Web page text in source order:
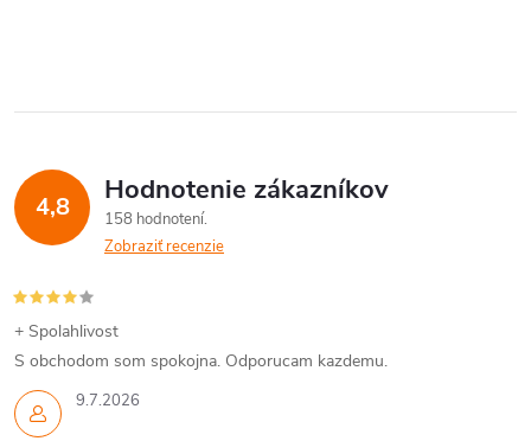
4,8 Hodnotenie zákazníkov
158 hodnotení
Zobraziť recenzie
9.7.2026
+ Spolahlivost
S obchodom som spokojna. Odporucam kazdemu.